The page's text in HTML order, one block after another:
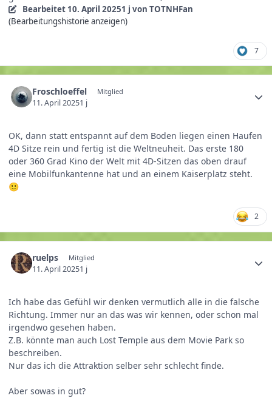
Bearbeitet 10. April 20251 j von TOTNHFan
(Bearbeitungshistorie anzeigen)
7
Froschloeffel Mitglied
11. April 20251 j
OK, dann statt entspannt auf dem Boden liegen einen Haufen
4D Sitze rein und fertig ist die Weltneuheit. Das erste 180
oder 360 Grad Kino der Welt mit 4D-Sitzen das oben drauf
eine Mobilfunkantenne hat und an einem Kaiserplatz steht.
🙂
2
ruelps Mitglied
11. April 20251 j
Ich habe das Gefühl wir denken vermutlich alle in die falsche
Richtung. Immer nur an das was wir kennen, oder schon mal
irgendwo gesehen haben.
Z.B. könnte man auch Lost Temple aus dem Movie Park so
beschreiben.
Nur das ich die Attraktion selber sehr schlecht finde.
Aber sowas in gut?